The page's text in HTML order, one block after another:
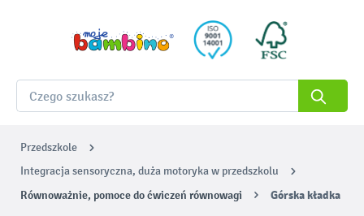
Przedszkole
Integracja sensoryczna, duża motoryka w przedszkolu
Równoważnie, pomoce do ćwiczeń równowagi Górska kładka